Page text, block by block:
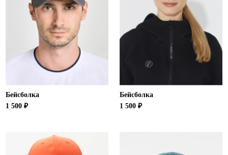
Бейсболка
1 500 ₽
Бейсболка
1 500 ₽